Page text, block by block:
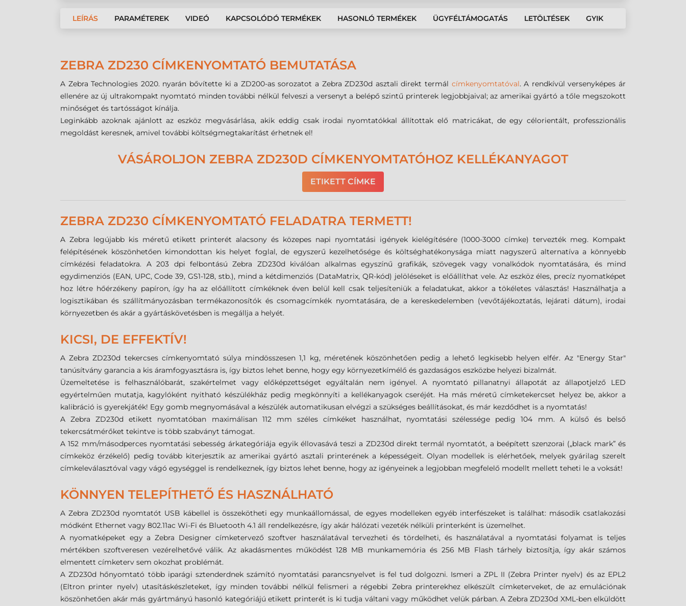
LEÍRÁS PARAMÉTEREK VIDEÓ KAPCSOLÓDÓ TERMÉKEK HASONLÓ TERMÉKEK ÜGYFÉLTÁMOGATÁS LETÖLTÉSEK GYIK
ZEBRA ZD230 CÍMKENYOMTATÓ BEMUTATÁSA
A Zebra Technologies 2020. nyarán bővítette ki a ZD200-as sorozatot a Zebra ZD230d asztali direkt termál címkenyomtatóval. A rendkívül versenyképes ár
ellenére az új ultrakompakt nyomtató minden további nélkül felveszi a versenyt a belépő szintű printerek legjobbjaival; az amerikai gyártó a tőle megszokott
minőséget és tartósságot kínálja.
Leginkább azoknak ajánlott az eszköz megvásárlása, akik eddig csak irodai nyomtatókkal állítottak elő matricákat, de egy célorientált, professzionális
megoldást keresnek, amivel további költségmegtakarítást érhetnek el!
VÁSÁROLJON ZEBRA ZD230D CÍMKENYOMTATÓHOZ KELLÉKANYAGOT
ETIKETT CÍMKE
ZEBRA ZD230 CÍMKENYOMTATÓ FELADATRA TERMETT!
A Zebra legújabb kis méretű etikett printerét alacsony és közepes napi nyomtatási igények kielégítésére (1000-3000 címke) tervezték meg. Kompakt
felépítésének köszönhetően kimondottan kis helyet foglal, de egyszerű kezelhetősége és költséghatékonysága miatt nagyszerű alternatíva a könnyebb
címkézési feladatokra. A 203 dpi felbontású Zebra ZD230d kiválóan alkalmas egyszínű grafikák, szövegek vagy vonalkódok nyomtatására, és mind
egydimenziós (EAN, UPC, Code 39, GS1-128, stb.), mind a kétdimenziós (DataMatrix, QR-kód) jelöléseket is előállíthat vele. Az eszköz éles, precíz nyomatképet
hoz létre hőérzékeny papíron, így ha az előállított címkéknek éven belül kell csak teljesíteniük a feladatukat, akkor a tökéletes választás! Használhatja a
logisztikában és szállítmányozásban termékazonosítók és csomagcímkék nyomtatására, de a kereskedelemben (vevőtájékoztatás, lejárati dátum), irodai
környezetben és akár a gyártáskövetésben is megállja a helyét.
KICSI, DE EFFEKTÍV!
A Zebra ZD230d tekercses címkenyomtató súlya mindösszesen 1,1 kg, méretének köszönhetően pedig a lehető legkisebb helyen elfér. Az "Energy Star"
tanúsítvány garancia a kis áramfogyasztásra is, így biztos lehet benne, hogy egy környezetkímélő és gazdaságos eszközbe helyezi bizalmát.
Üzemeltetése is felhasználóbarát, szakértelmet vagy előképzettséget egyáltalán nem igényel. A nyomtató pillanatnyi állapotát az állapotjelző LED
egyértelműen mutatja, kagylóként nyitható készülékház pedig megkönnyíti a kellékanyagok cseréjét. Ha más méretű címketekercset helyez be, akkor a
kalibráció is gyerekjáték! Egy gomb megnyomásával a készülék automatikusan elvégzi a szükséges beállításokat, és már kezdődhet is a nyomtatás!
A Zebra ZD230d etikett nyomtatóban maximálisan 112 mm széles címkéket használhat, nyomtatási szélessége pedig 104 mm. A külső és belső
tekercsátmérőket tekintve is több szabványt támogat.
A 152 mm/másodperces nyomtatási sebesség árkategóriája egyik éllovasává teszi a ZD230d direkt termál nyomtatót, a beépített szenzorai („black mark” és
címkeköz érzékelő) pedig tovább kiterjesztik az amerikai gyártó asztali printerének a képességeit. Olyan modellek is elérhetőek, melyek gyárilag szerelt
címkeleválasztóval vagy vágó egységgel is rendelkeznek, így biztos lehet benne, hogy az igényeinek a legjobban megfelelő modellt mellett teheti le a voksát!
KÖNNYEN TELEPÍTHETŐ ÉS HASZNÁLHATÓ
A Zebra ZD230d nyomtatót USB kábellel is összekötheti egy munkaállomással, de egyes modelleken egyéb interfészeket is találhat: második csatlakozási
módként Ethernet vagy 802.11ac Wi-Fi és Bluetooth 4.1 áll rendelkezésre, így akár hálózati vezeték nélküli printerként is üzemelhet.
A nyomatképeket egy a Zebra Designer címketervező szoftver használatával tervezheti és tördelheti, és használatával a nyomtatási folyamat is teljes
mértékben szoftveresen vezérelhetővé válik. Az akadásmentes működést 128 MB munkamemória és 256 MB Flash tárhely biztosítja, így akár számos
elmentett címketerv sem okozhat problémát.
A ZD230d hőnyomtató több iparági sztenderdnek számító nyomtatási parancsnyelvet is fel tud dolgozni. Ismeri a ZPL II (Zebra Printer nyelv) és az EPL2
(Eltron printer nyelv) utasításkészleteket, így minden további nélkül felismeri a régebbi Zebra printerekhez elkészült címketerveket, de az emulációnak
köszönhetően akár más gyártmányú hasonló kategóriájú etikett printerét is ki tudja váltani vagy működhet velük párban. A Zebra ZD230d XML-ben elküldött